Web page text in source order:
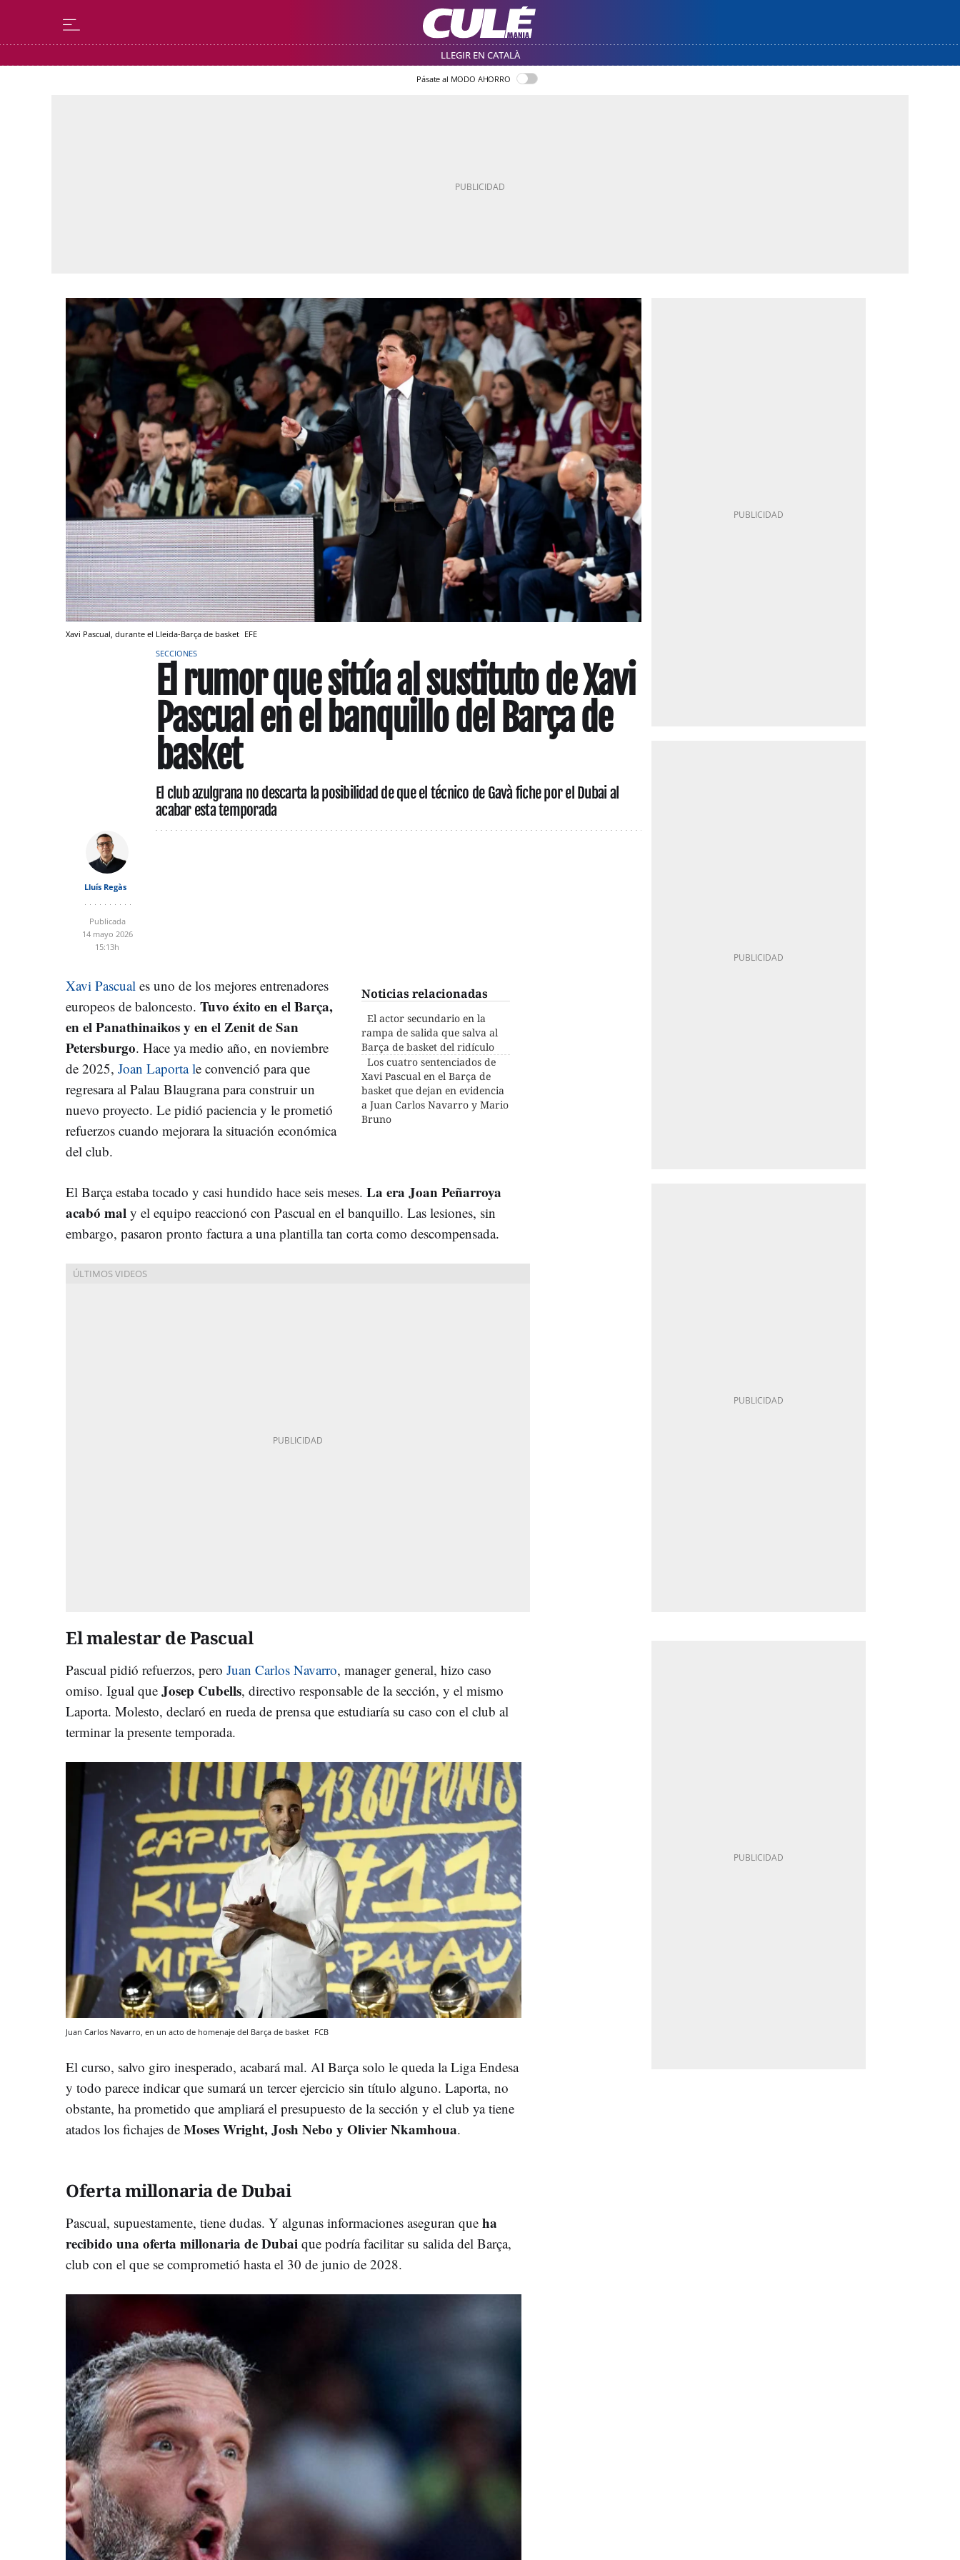
LLEGIR EN CATALÀ
Pásate al MODO AHORRO
Xavi Pascual, durante el Lleida-Barça de basket EFE
SECCIONES
El rumor que sitúa al sustituto de Xavi
Pascual en el banquillo del Barça de
basket
El club azulgrana no descarta la posibilidad de que el técnico de Gavà fiche por el Dubai al
acabar esta temporada
Lluís Regàs
Publicada
14 mayo 2026
15:13h
Noticias relacionadas
El actor secundario en la
rampa de salida que salva al
Barça de basket del ridículo
Los cuatro sentenciados de
Xavi Pascual en el Barça de
basket que dejan en evidencia
a Juan Carlos Navarro y Mario
Bruno
Xavi Pascual es uno de los mejores entrenadores
europeos de baloncesto. Tuvo éxito en el Barça,
en el Panathinaikos y en el Zenit de San
Petersburgo. Hace ya medio año, en noviembre
de 2025, Joan Laporta le convenció para que
regresara al Palau Blaugrana para construir un
nuevo proyecto. Le pidió paciencia y le prometió
refuerzos cuando mejorara la situación económica
del club.
El Barça estaba tocado y casi hundido hace seis meses. La era Joan Peñarroya
acabó mal y el equipo reaccionó con Pascual en el banquillo. Las lesiones, sin
embargo, pasaron pronto factura a una plantilla tan corta como descompensada.
El malestar de Pascual
Pascual pidió refuerzos, pero Juan Carlos Navarro, manager general, hizo caso
omiso. Igual que Josep Cubells, directivo responsable de la sección, y el mismo
Laporta. Molesto, declaró en rueda de prensa que estudiaría su caso con el club al
terminar la presente temporada.
Juan Carlos Navarro, en un acto de homenaje del Barça de basket FCB
El curso, salvo giro inesperado, acabará mal. Al Barça solo le queda la Liga Endesa
y todo parece indicar que sumará un tercer ejercicio sin título alguno. Laporta, no
obstante, ha prometido que ampliará el presupuesto de la sección y el club ya tiene
atados los fichajes de Moses Wright, Josh Nebo y Olivier Nkamhoua.
Oferta millonaria de Dubai
Pascual, supuestamente, tiene dudas. Y algunas informaciones aseguran que ha
recibido una oferta millonaria de Dubai que podría facilitar su salida del Barça,
club con el que se comprometió hasta el 30 de junio de 2028.